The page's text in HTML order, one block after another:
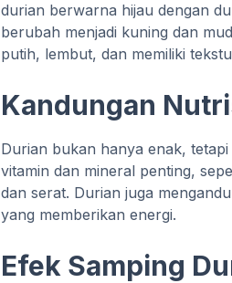
durian berwarna hijau dengan
berubah menjadi kuning dan
putih, lembut, dan memiliki
Kandungan
Durian bukan hanya enak,
vitamin dan mineral penting,
dan serat. Durian juga
yang memberikan energi.
Efek Samping